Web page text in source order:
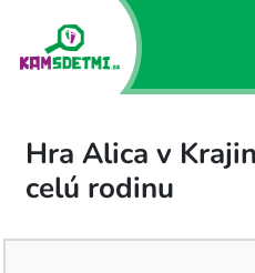
Hra Alica v
celú rodinu